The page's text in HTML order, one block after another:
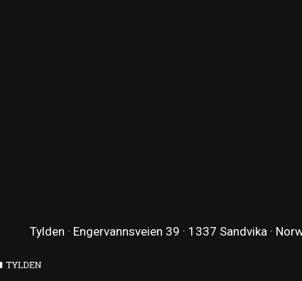
Tylden · Engervannsveien 39 · 1337 Sandvika ·